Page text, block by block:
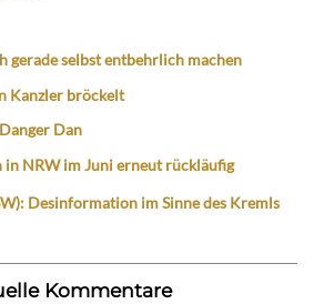
gerade selbst entbehrlich machen
Kanzler bröckelt
Dan
NRW im Juni erneut rückläufig
Desinformation im Sinne des Kremls
Kommentare